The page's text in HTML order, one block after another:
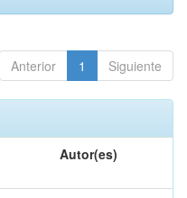
Anterior 1 Siguiente
Autor(es)